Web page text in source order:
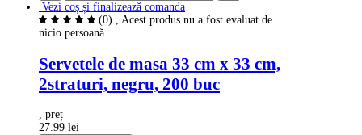
Vezi coș și finalizează comanda
(0) , Acest produs nu a fost evaluat de
nicio persoană
Servetele de masa 33 cm x 33 cm,
2straturi, negru, 200 buc
, preț
27.99 lei